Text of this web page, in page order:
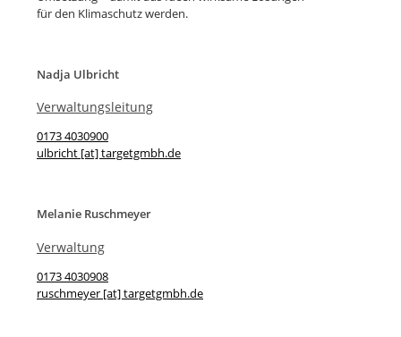
für den Klimaschutz werden.
Nadja Ulbricht
Verwaltungsleitung
0173 4030900
ulbricht [at] targetgmbh.de
Melanie Ruschmeyer
Verwaltung
0173 4030908
ruschmeyer [at] targetgmbh.de